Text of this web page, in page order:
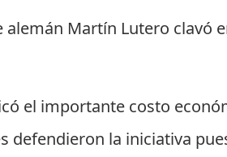
Martín Lutero clavó
el importante costo
defendieron la iniciativa